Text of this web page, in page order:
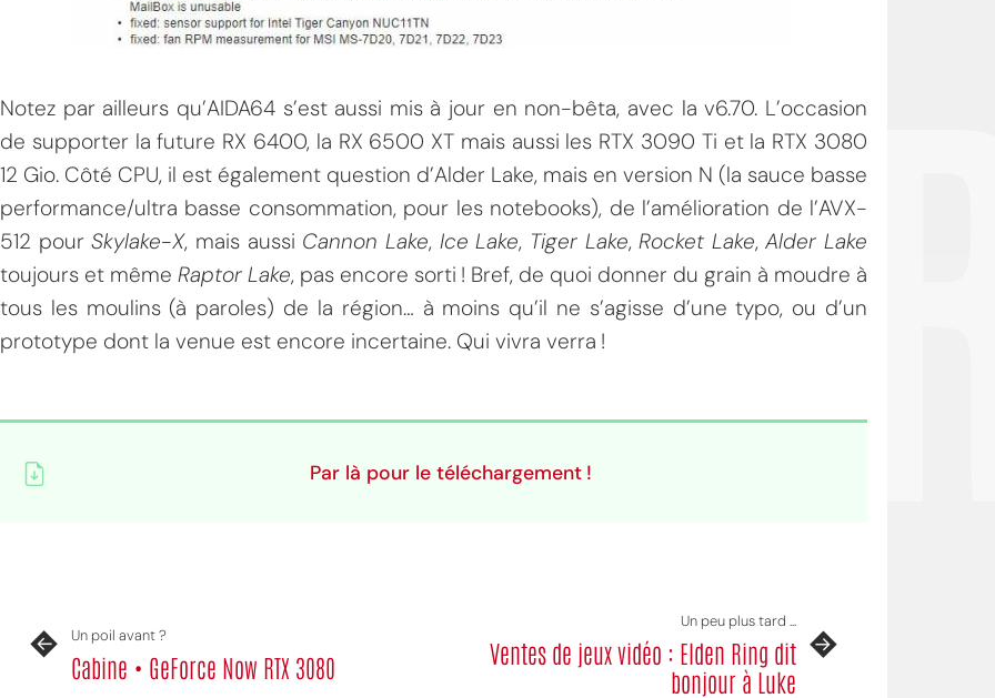
Notez par ailleurs qu’AIDA64 s’est aussi mis à jour en non-bêta, avec la v6.70. L’occasion
de supporter la future RX 6400, la RX 6500 XT mais aussi les RTX 3090 Ti et la RTX 3080
12 Gio. Côté CPU, il est également question d’Alder Lake, mais en version N (la sauce basse
performance/ultra basse consommation, pour les notebooks), de l’amélioration de l’AVX-
512 pourSkylake-X, mais aussi Cannon Lake, Ice Lake, Tiger Lake,Rocket Lake,Alder Lake
toujours et même Raptor Lake, pas encore sorti ! Bref, de quoi donner du grain à moudre à
tous les moulins (à paroles) de la région… à moins qu’il ne s’agisse d’une typo, ou d’un
prototype dont la venue est encore incertaine. Qui vivra verra !
Par là pour le téléchargement !
Un poil avant ?
Cabine • GeForce Now RTX 3080
Un peu plus tard ...
Ventes de jeux vidéo : Elden Ring dit
bonjour à Luke